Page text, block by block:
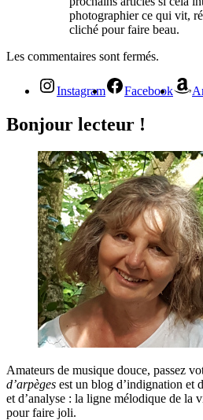
photographier ce qui vit,
cliché pour faire beau.
Les commentaires sont fermés.
Instagram Facebook
Bonjour lecteur !
Amateurs de musique douce, passez
d’arpèges est un blog d’indignation et
et d’analyse : la ligne mélodique de la
pour faire joli.